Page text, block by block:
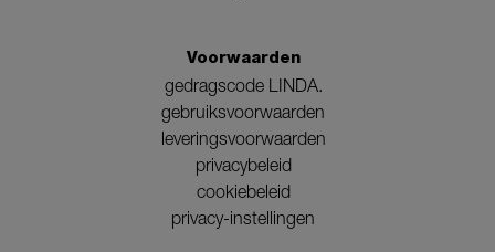
Voorwaarden
gedragscode LINDA.
gebruiksvoorwaarden
leveringsvoorwaarden
privacybeleid
cookiebeleid
privacy-instellingen